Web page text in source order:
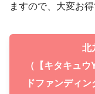
ますので、大変お得
北
（【キタキュ
ドファンディ